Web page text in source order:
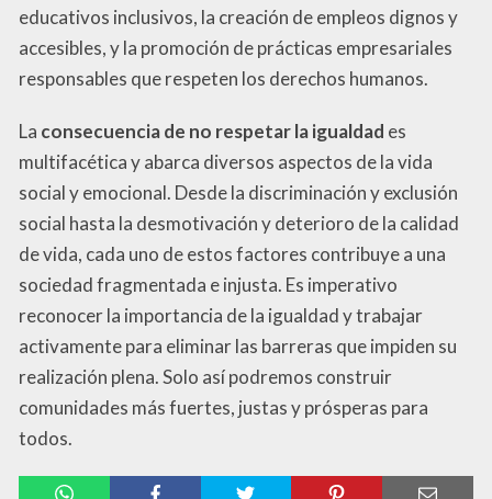
educativos inclusivos, la creación de empleos dignos y
accesibles, y la promoción de prácticas empresariales
responsables que respeten los derechos humanos.
La consecuencia de no respetar la igualdad es
multifacética y abarca diversos aspectos de la vida
social y emocional. Desde la discriminación y exclusión
social hasta la desmotivación y deterioro de la calidad
de vida, cada uno de estos factores contribuye a una
sociedad fragmentada e injusta. Es imperativo
reconocer la importancia de la igualdad y trabajar
activamente para eliminar las barreras que impiden su
realización plena. Solo así podremos construir
comunidades más fuertes, justas y prósperas para
todos.